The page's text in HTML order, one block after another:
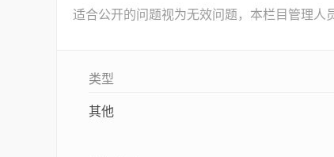
适合公开的问题视为无效问题，本栏目管理人
类型
其他